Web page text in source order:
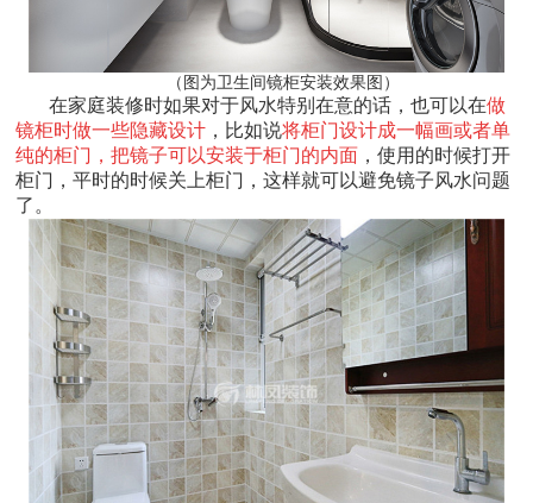
（图为卫生间镜柜安装效果图）
在家庭装修时如果对于风水特别在意的话，也可以在做
镜柜时做一些隐藏设计 ，比如说将柜门设计成一幅画或者单
纯的柜门，把镜子可以安装于柜门的内面 ，使用的时候打开
柜门，平时的时候关上柜门，这样就可以避免镜子风水问题
了。